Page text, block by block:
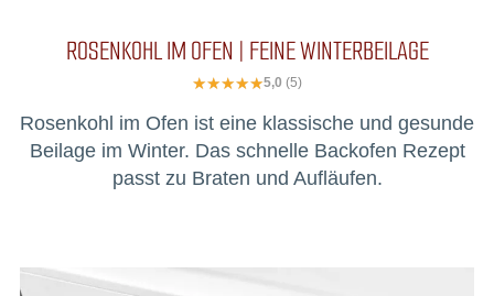
ROSENKOHL IM OFEN | FEINE WINTERBEILAGE
5,0 (5)
Rosenkohl im Ofen ist eine klassische und gesunde
Beilage im Winter. Das schnelle Backofen Rezept
passt zu Braten und Aufläufen.